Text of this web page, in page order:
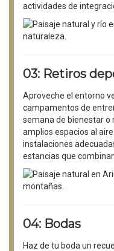
actividades de
03: Retiros
Aproveche el entorno
campamentos de
semana de bienestar o
amplios espacios al
instalaciones
estancias que
04: Bodas
Haz de tu boda un